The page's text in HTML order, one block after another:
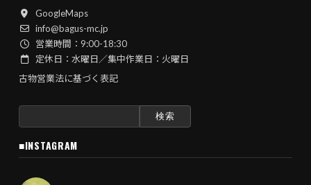
GoogleMaps
info@bagus-mc.jp
営業時間：9:00-18:30
定休日：水曜日／集中作業日：火曜日
古物営業法に基づく表記
検
■INSTAGRAM